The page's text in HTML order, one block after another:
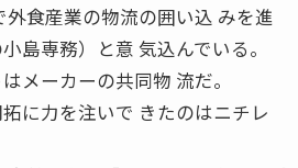
食産業の物流の囲い込 みを進
島専務）と意 気込んでいる。
メーカーの共同物 流だ。
に力を注いで きたのはニチレ